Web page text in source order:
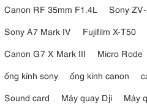
Canon RF 35mm F1.4L
Sony
Sony A7 Mark IV
Fujifilm X-T50
Canon G7 X Mark III
Micro Rode
ống kính sony
ống kính canon
Sound card
Máy quay Dji Máy